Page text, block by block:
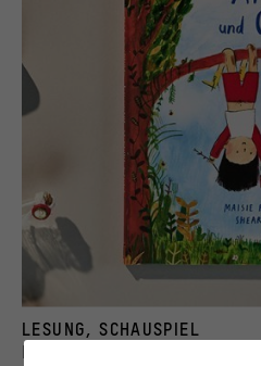
© First published in 2018 by Two Hoots, an
LESUNG, SCHAUSPIEL
Bilderbuchkino